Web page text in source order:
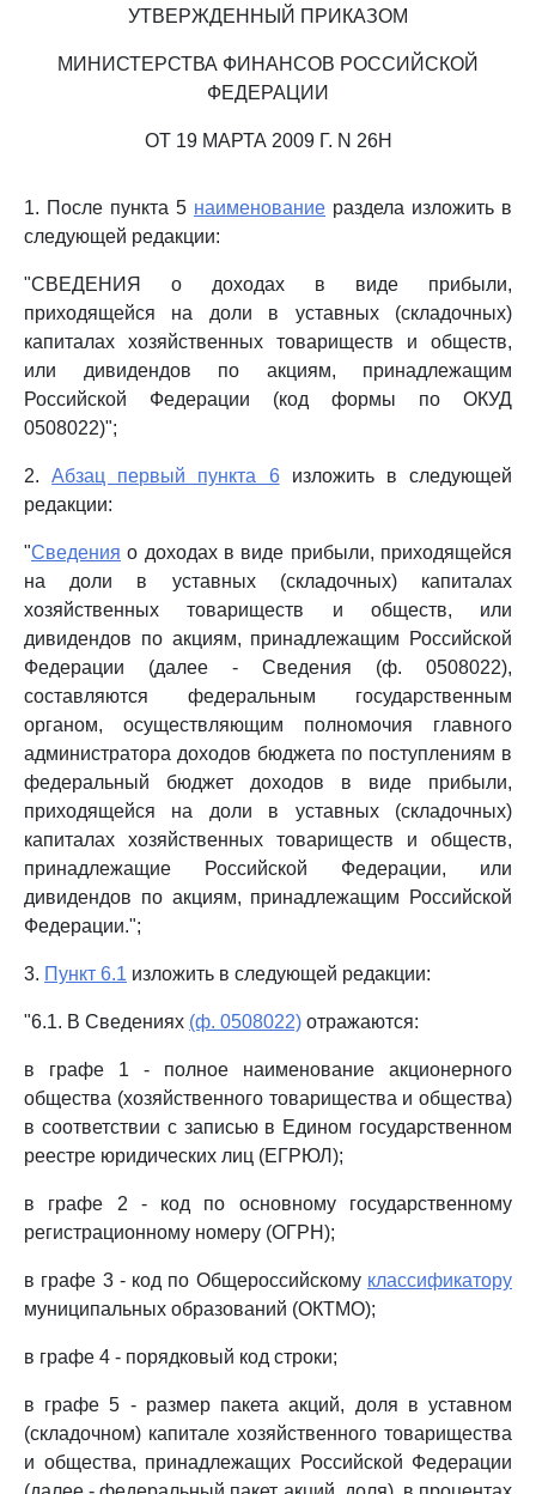
УТВЕРЖДЕННЫЙ ПРИКАЗОМ
МИНИСТЕРСТВА ФИНАНСОВ РОССИЙСКОЙ
ФЕДЕРАЦИИ
ОТ 19 МАРТА 2009 Г. N 26Н
1. После пункта 5 наименование раздела изложить в
следующей редакции:
"СВЕДЕНИЯ о доходах в виде прибыли,
приходящейся на доли в уставных (складочных)
капиталах хозяйственных товариществ и обществ,
или дивидендов по акциям, принадлежащим
Российской Федерации (код формы по ОКУД
0508022)";
2.Абзац первый пункта 6изложить в следующей
редакции:
"Сведения о доходах в виде прибыли, приходящейся
на доли в уставных (складочных) капиталах
хозяйственных товариществ и обществ, или
дивидендов по акциям, принадлежащим Российской
Федерации (далее - Сведения (ф. 0508022),
составляются федеральным государственным
органом, осуществляющим полномочия главного
администратора доходов бюджета по поступлениям в
федеральный бюджет доходов в виде прибыли,
приходящейся на доли в уставных (складочных)
капиталах хозяйственных товариществ и обществ,
принадлежащие Российской Федерации, или
дивидендов по акциям, принадлежащим Российской
Федерации.";
3. Пункт 6.1 изложить в следующей редакции:
"6.1. В Сведениях (ф. 0508022) отражаются:
в графе 1 - полное наименование акционерного
общества (хозяйственного товарищества и общества)
в соответствии с записью в Едином государственном
реестре юридических лиц (ЕГРЮЛ);
в графе 2 - код по основному государственному
регистрационному номеру (ОГРН);
в графе 3 - код по Общероссийскому классификатору
муниципальных образований (ОКТМО);
в графе 4 - порядковый код строки;
в графе 5 - размер пакета акций, доля в уставном
(складочном) капитале хозяйственного товарищества
и общества, принадлежащих Российской Федерации